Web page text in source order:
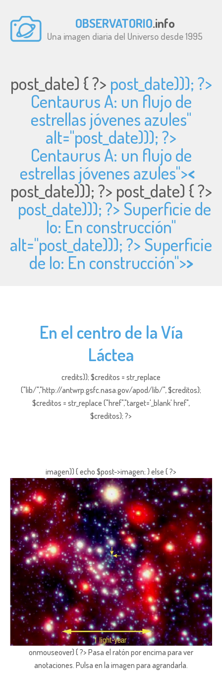
OBSERVATORIO.info
Una imagen diaria del Universo desde 1995
post_date) { ?> post_date))); ?>
Centaurus A: un flujo de
estrellas jóvenes azules"
alt="post_date))); ?>
Centaurus A: un flujo de
estrellas jóvenes azules"><
post_date))); ?> post_date) { ?>
post_date))); ?> Superficie de
Io: En construcción"
alt="post_date))); ?> Superficie
de Io: En construcción">>
En el centro de la Vía
Láctea
credits)); $creditos = str_replace
("lib/","http://antwrp.gsfc.nasa.gov/apod/lib/", $creditos);
$creditos = str_replace ("href","target='_blank' href",
$creditos); ?>
imagen)) { echo $post->imagen; } else { ?>
onmouseover) { ?> Pasa el ratón por encima para ver
anotaciones. Pulsa en la imagen para agrandarla.